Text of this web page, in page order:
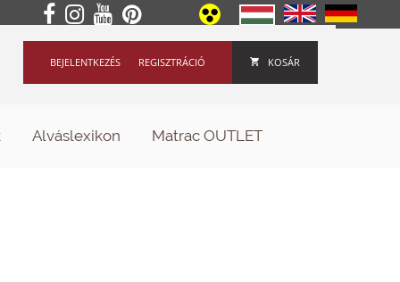
KOSÁR
REGISZTRÁCIÓ
BEJELENTKEZÉS
Alváslexikon Matrac OUTLET